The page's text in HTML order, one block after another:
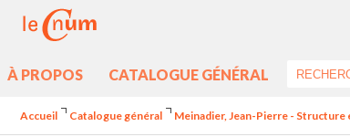
À PROPOS CATALOGUE GÉNÉRAL
Accueil Catalogue général Meinadier, Jean-Pierre -